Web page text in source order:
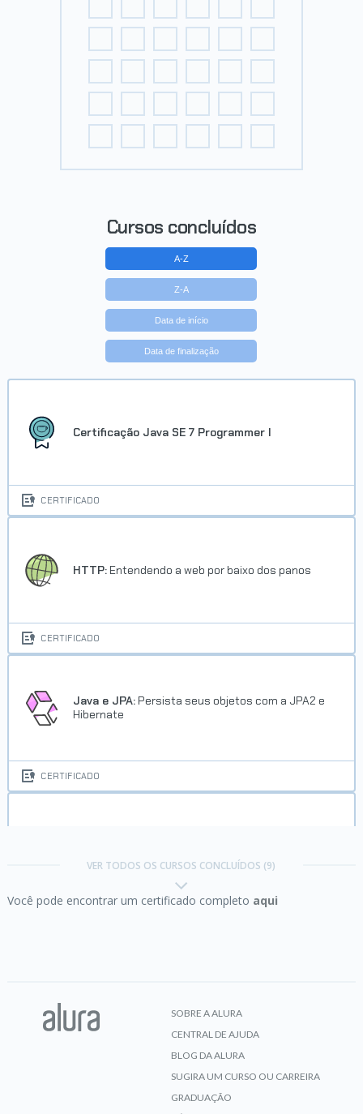
Cursos concluídos
A-Z
Z-A
Data de início
Data de finalização
Certificação Java SE 7 Programmer I
CERTIFICADO
HTTP: Entendendo a web por baixo dos panos
CERTIFICADO
Java e JPA: Persista seus objetos com a JPA2 e
Hibernate
CERTIFICADO
VER TODOS OS CURSOS CONCLUÍDOS (9)
Você pode encontrar um certificado completo aqui
SOBRE A ALURA
CENTRAL DE AJUDA
BLOG DA ALURA
SUGIRA UM CURSO OU CARREIRA
GRADUAÇÃO